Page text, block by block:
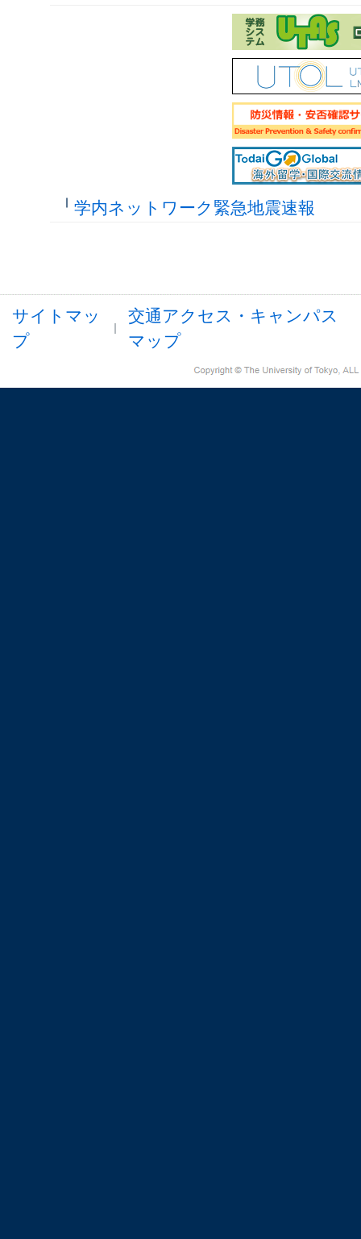
学内ネットワーク緊急地震速報
サイトマッ
プ
交通アクセス・キャンパス
マップ